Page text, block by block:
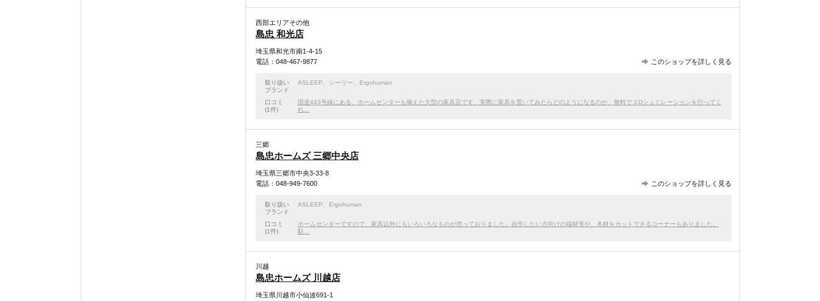
西部エリアその他
島忠 和光店
埼玉県和光市南1-4-15
電話：048-467-9877
このショップを詳しく見る
取り扱い
ブランド
ASLEEP シーリー Ergohuman
口コミ
(1件)
国道443号線にある、ホームセンターも備えた大型の家具店です。実際に家具を置いてみたらどのようになるのか、無料で３Dシュミレーションを行ってく
れ…
三郷
島忠ホームズ 三郷中央店
埼玉県三郷市中央3-33-8
電話：048-949-7600
このショップを詳しく見る
取り扱い
ブランド
ASLEEP Ergohuman
口コミ
(1件)
ホームセンターですので、家具以外にもいろいろなものが売っておりました。自作したい方向けの端材等や、木材をカットできるコーナーもありました。
駐…
川越
島忠ホームズ 川越店
埼玉県川越市小仙波691-1